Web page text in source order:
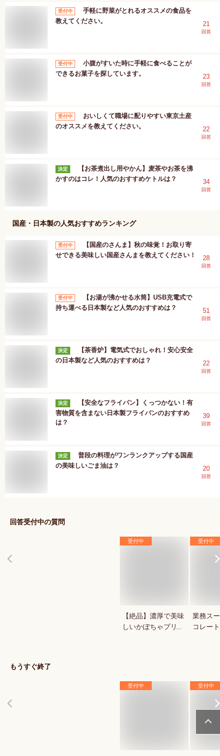
受付中
手軽に野菜がとれるオススメの食品を
教えてください。
21
回答
受付中
小腹がすいた時に手軽に食べることが
できるお菓子を探しています。
23
回答
受付中
おいしくて職場に配りやすい東京土産
のオススメを教えてください。
22
回答
決定
【お茶煮出し用やかん】麦茶やお茶を沸
かすのはコレ！人気のおすすめケトルは？
34
回答
国産・日本製の人気おすすめランキング
受付中
【国産のさんま】秋の味覚！お取り寄
せできる美味しい国産さんまを教えてください！
28
回答
受付中
【お湯が沸かせる水筒】USB充電式で
持ち運べる日本製など人気のおすすめは？
51
回答
決定
【茶香炉】電気式でおしゃれ！安心安全
の日本製など人気のおすすめは？
22
回答
決定
【安全なフライパン】くっつかない！有
害物質を含まない日本製フライパンのおすすめ
は？
39
回答
決定
普段の料理がワンランクアップする国産
の美味しいごま油は？
20
回答
回答受付中の質問
受付中
【絶品】濃厚で美味
しいかぼちゃプリン
受付中
業務ス
コレー
もうすぐ終了
受付中 受付中